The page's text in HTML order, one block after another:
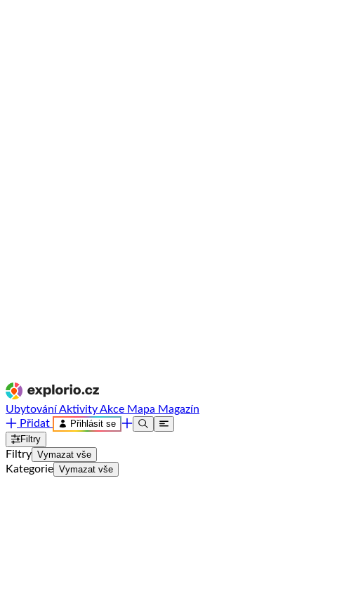
UbytováníAktivityAkce Mapa Magazín
Přidat
Přihlásit se
Filtry
Filtry Vymazat vše
Kategorie Vymazat vše